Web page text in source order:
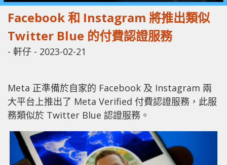
Facebook 和 Instagram 將推出類似
Twitter Blue 的付費認證服務
- 軒仔 - 2023-02-21
Meta 正準備於自家的 Facebook 及 Instagram 兩
大平台上推出了 Meta Verified 付費認證服務，此服
務類似於 Twitter Blue 認證服務。